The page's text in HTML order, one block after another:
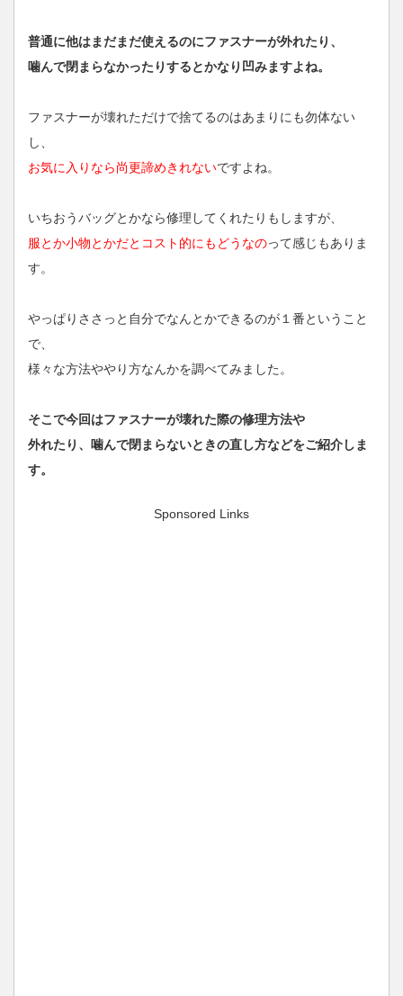
普通に他はまだまだ使えるのにファスナーが外れたり、
噛んで閉まらなかったりするとかなり凹みますよね。
ファスナーが壊れただけで捨てるのはあまりにも勿体ない
し、
お気に入りなら尚更諦めきれないですよね。
いちおうバッグとかなら修理してくれたりもしますが、
服とか小物とかだとコスト的にもどうなのって感じもありま
す。
やっぱりささっと自分でなんとかできるのが１番ということ
で、
様々な方法ややり方なんかを調べてみました。
そこで今回はファスナーが壊れた際の修理方法や
外れたり、噛んで閉まらないときの直し方などをご紹介しま
す。
Sponsored Links